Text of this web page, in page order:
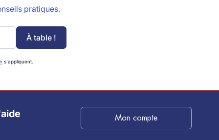
pratiques.
À table !
s'appliquent.
Mon compte